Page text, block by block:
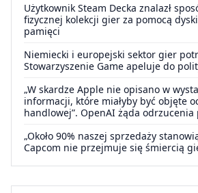
Użytkownik Steam Decka znalazł
fizycznej kolekcji gier za pomocą
pamięci
Niemiecki i europejski sektor gier
Stowarzyszenie Game apeluje do
„W skardze Apple nie opisano w
informacji, które miałyby być objęte
handlowej”. OpenAI żąda odrzucenia
„Około 90% naszej sprzedaży
Capcom nie przejmuje się śmiercią